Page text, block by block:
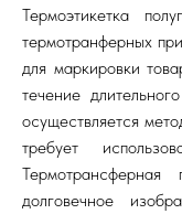
Термоэтикетка
термотранферных
для маркировки
течение
осуществляется
требует
Термотрансферная
долговечное